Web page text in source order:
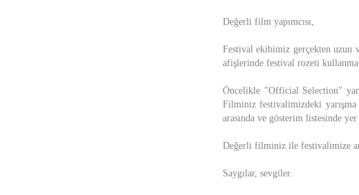
Değerli film yapımcısı,
Festival ekibimiz gerçekten uzun
afişlerinde festival rozeti
Öncelikle "Official Selection"
Filminiz festivalimizdeki
arasında ve gösterim listesinde
Değerli filminiz ile festivalimize
Saygılar, sevgiler.